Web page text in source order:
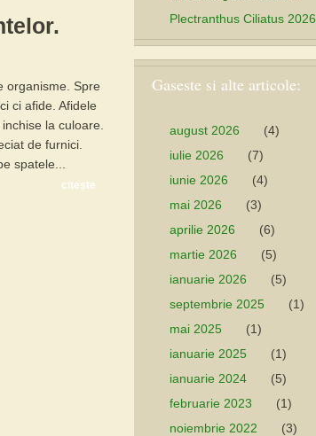
organisme. Spre
ci afide. Afidele
la culoare.
de furnici.
spatele...
citește
Plectranthus Ciliatus 2026
Gaseste si alte articole:
august 2026
(4)
iulie 2026
(7)
iunie 2026
(4)
mai 2026
(3)
aprilie 2026
(6)
martie 2026
(5)
ianuarie 2026
(5)
septembrie 2025
(1)
mai 2025
(1)
ianuarie 2025
(1)
ianuarie 2024
(5)
februarie 2023
(1)
noiembrie 2022
(3)